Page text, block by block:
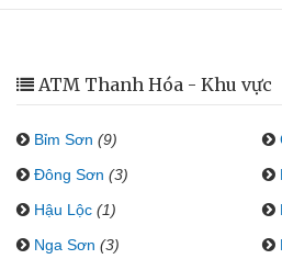
ATM Thanh Hóa - Khu vực
Bỉm Sơn (9)
Đông Sơn (3)
Hậu Lộc (1)
Nga Sơn (3)